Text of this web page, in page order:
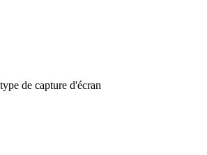
de capture d'écran